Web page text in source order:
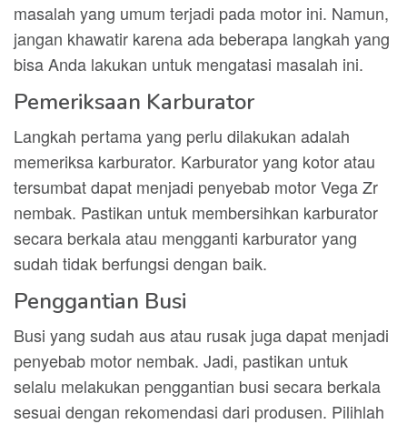
masalah yang umum terjadi pada motor ini. Namun,
jangan khawatir karena ada beberapa langkah yang
bisa Anda lakukan untuk mengatasi masalah ini.
Pemeriksaan Karburator
Langkah pertama yang perlu dilakukan adalah
memeriksa karburator. Karburator yang kotor atau
tersumbat dapat menjadi penyebab motor Vega Zr
nembak. Pastikan untuk membersihkan karburator
secara berkala atau mengganti karburator yang
sudah tidak berfungsi dengan baik.
Penggantian Busi
Busi yang sudah aus atau rusak juga dapat menjadi
penyebab motor nembak. Jadi, pastikan untuk
selalu melakukan penggantian busi secara berkala
sesuai dengan rekomendasi dari produsen. Pilihlah